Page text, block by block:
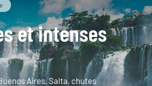
et intenses
Aires, Salta, chutes